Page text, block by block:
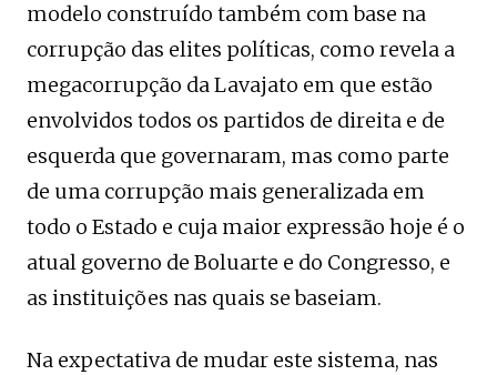
modelo construído também com base na
corrupção das elites políticas, como revela a
megacorrupção da Lavajato em que estão
envolvidos todos os partidos de direita e de
esquerda que governaram, mas como parte
de uma corrupção mais generalizada em
todo o Estado e cuja maior expressão hoje é o
atual governo de Boluarte e do Congresso, e
as instituições nas quais se baseiam.
Na expectativa de mudar este sistema, nas